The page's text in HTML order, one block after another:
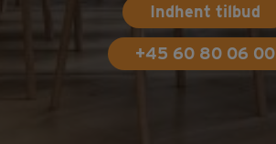
Indhent tilbud
+45 60 80 06 00